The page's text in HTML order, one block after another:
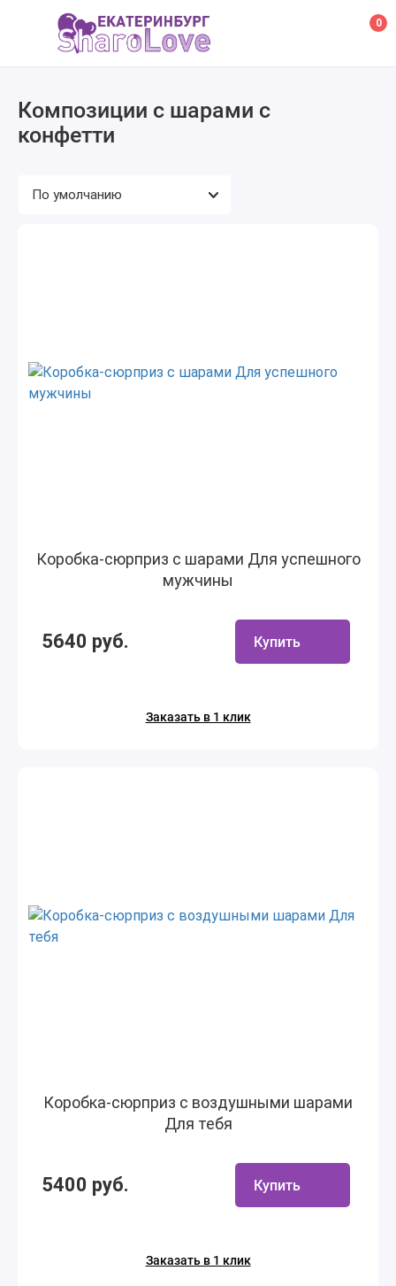
0
Композиции с шарами с
конфетти
Коробка-сюрприз с шарами Для успешного
мужчины
5640 руб. Купить
Заказать в 1 клик
Коробка-сюрприз с воздушными шарами
Для тебя
5400 руб. Купить
Заказать в 1 клик